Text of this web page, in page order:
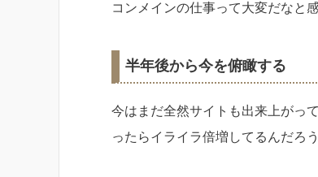
コンメインの仕事って大変だなと感
半年後から今を俯瞰する
今はまだ全然サイトも出来上がっ
ったらイライラ倍増してるんだろ